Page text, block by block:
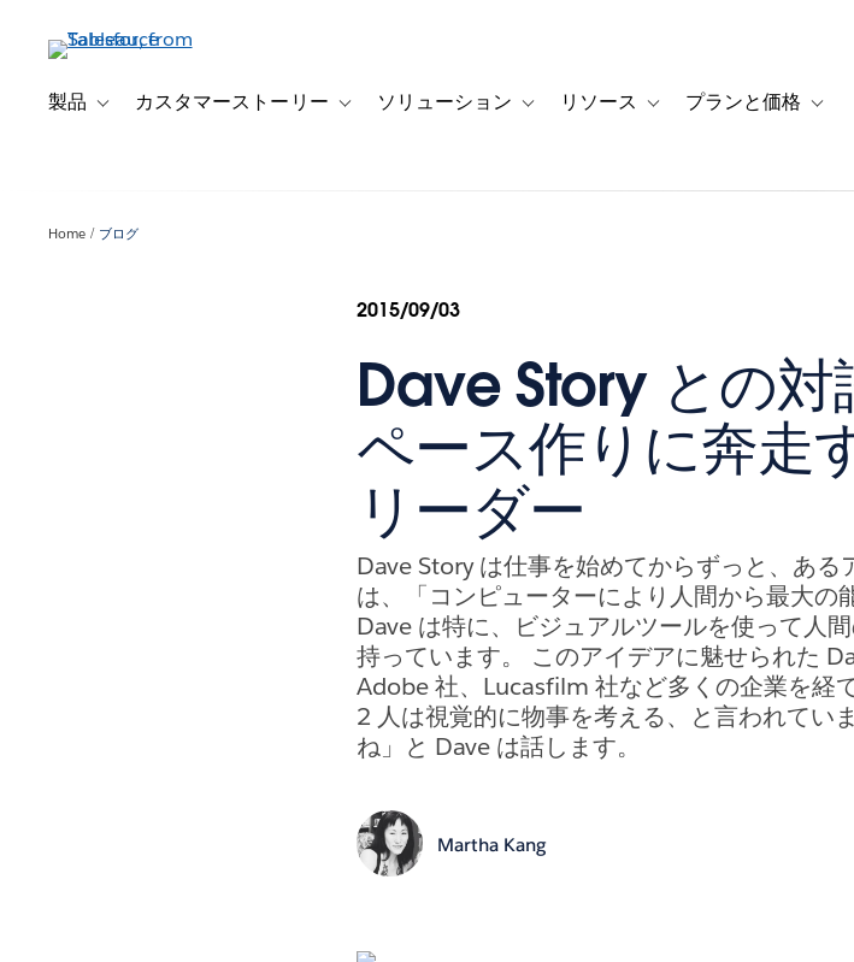
製品 Toggle sub-navigation for 製品
カスタマーストーリー Toggle sub-navigation for カスタマーストーリー
ソリューション Toggle sub-navigation for ソリューション
リソース Toggle sub-navigation for リ
プランと価格
Home ブログ
2015/09/03
Dave Story との対
ペース作りに奔走
リーダー
Dave Story は仕事を始めてからずっと、あ
は、「コンピューターにより人間から最大の
Dave は特に、ビジュアルツールを使って人
持っています。 このアイデアに魅せられた
Adobe 社、Lucasfilm 社など多くの企業を経
2 人は視覚的に物事を考える、と言われてい
ね」と Dave は話します。
Martha Kang